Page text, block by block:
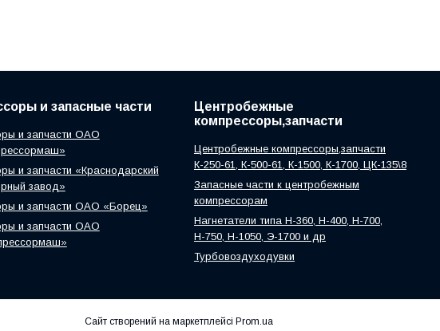
и запасные части
и запчасти ОАО
и запчасти «Краснодарский
завод»
и запчасти ОАО «Борец»
и запчасти ОАО
Центробежные
компрессоры,запчасти
Центробежные компрессоры,запчасти
К-250-61, К-500-61, К-1500, К-1700, ЦК-135\8
Запасные части к центробежным
компрессорам
Нагнетатели типа Н-360, Н-400, Н-700,
Н-750, Н-1050, Э-1700 и др
Турбовоздуходувки
Сайт створений на маркетплейсі Prom.ua